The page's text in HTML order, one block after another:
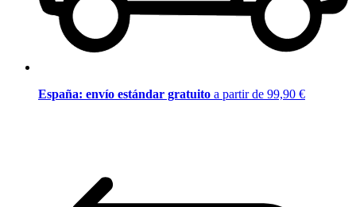
España: envío estándar gratuito a partir de 99,90 €